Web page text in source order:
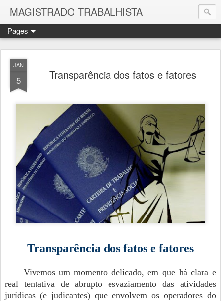
MAGISTRADO TRABALHISTA
Pages
JAN
5 Transparência dos fatos e fatores
Transparência dos fatos e fatores
Vivemos um momento delicado, em que há clara e
real tentativa de abrupto esvaziamento das atividades
jurídicas (e judicantes) que envolvem os operadores do